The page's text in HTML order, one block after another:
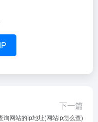
下一篇
询网站的ip地址(网站ip怎么查)